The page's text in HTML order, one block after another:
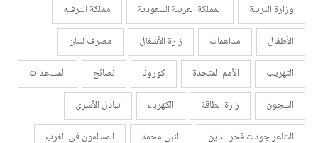
وزارة التربية
المملكة العربية السعودية
مملكة الترفيه
الأطفال
مداهمات زارة الأشغال
مصرف لبنان
التهريب
الأمم المتحدة كورونا نصائح
المساعدات
السجون
زارة الطاقة الكهرباء
تبادل الأسرى
الشاعر جودت فخر الدين
النبي محمد
المسلمون في الغرب